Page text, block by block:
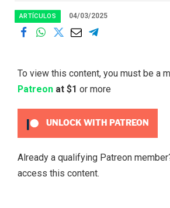
ARTÍCULOS 04/03/2025
To view this content, you must be a
Patreon at $1 or more
UNLOCK WITH PATREON
Already a qualifying Patreon
access this content.